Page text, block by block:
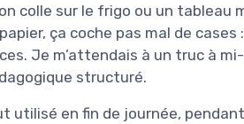
colle sur le frigo ou un
ça coche pas mal de
Je m’attendais à un truc à
structuré.
utilisé en fin de journée,